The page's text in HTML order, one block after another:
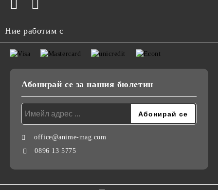
Ние работим с
Абонирай се за нашия бюлетин
office@anime-mag.com
0896 13 5775